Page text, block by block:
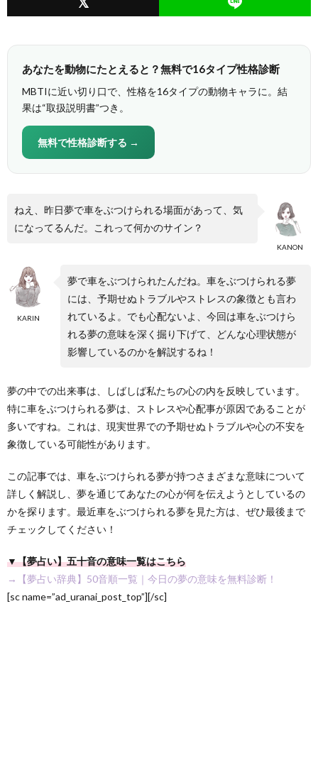
あなたを動物にたとえると？無料で16タイプ性格診断
MBTIに近い切り口で、性格を16タイプの動物キャラに。結
果は“取扱説明書”つき。
無料で性格診断する →
KANON
ねえ、昨日夢で車をぶつけられる場面があって、気
になってるんだ。これって何かのサイン？
KARIN
夢で車をぶつけられたんだね。車をぶつけられる夢
には、予期せぬトラブルやストレスの象徴とも言わ
れているよ。でも心配ないよ、今回は車をぶつけら
れる夢の意味を深く掘り下げて、どんな心理状態が
影響しているのかを解説するね！
夢の中での出来事は、しばしば私たちの心の内を反映しています。
特に車をぶつけられる夢は、ストレスや心配事が原因であることが
多いですね。これは、現実世界での予期せぬトラブルや心の不安を
象徴している可能性があります。
この記事では、車をぶつけられる夢が持つさまざまな意味について
詳しく解説し、夢を通じてあなたの心が何を伝えようとしているの
かを探ります。最近車をぶつけられる夢を見た方は、ぜひ最後まで
チェックしてください！
▼【夢占い】五十音の意味一覧はこちら
→【夢占い辞典】50音順一覧｜今日の夢の意味を無料診断！
[sc name=”ad_uranai_post_top”][/sc]